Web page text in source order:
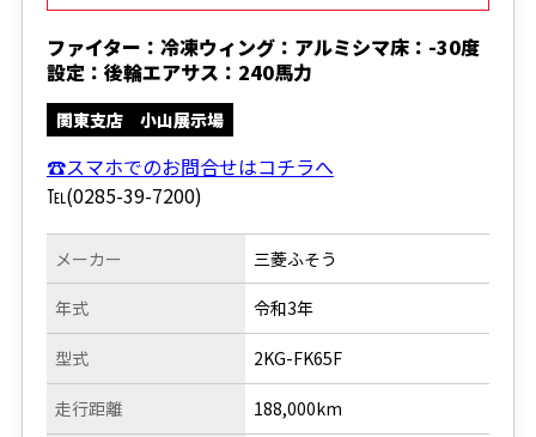
ファイター：冷凍ウィング：アルミシマ床：-30度
設定：後輪エアサス：240馬力
関東支店 小山展示場
☎スマホでのお問合せはコチラへ
℡(0285-39-7200)
メーカー
年式
型式
走行距離
三菱ふそう
令和3年
2KG-FK65F
188,000km